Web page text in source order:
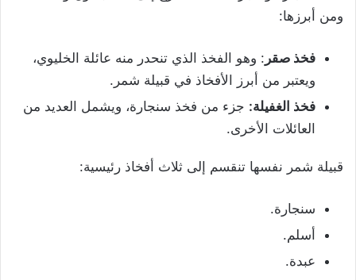
ومن أبرزها:
فخذ صقر : وهو الفخذ الذي تنحدر منه عائلة الخليوي،
ويعتبر من أبرز الأفخاذ في قبيلة شمر.
فخذ الغفيلة: جزء من فخذ سنجارة، ويشمل العديد من
العائلات الأخرى.
قبيلة شمر نفسها تنقسم إلى ثلاث أفخاذ رئيسية:
سنجارة.
أسلم.
عبدة.